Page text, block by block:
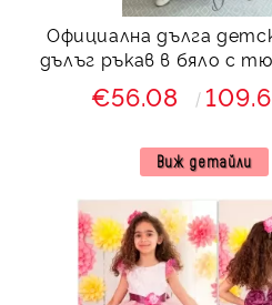
Официална дълга
дълъг ръкав в бяло с
€56.08
Виж детайли